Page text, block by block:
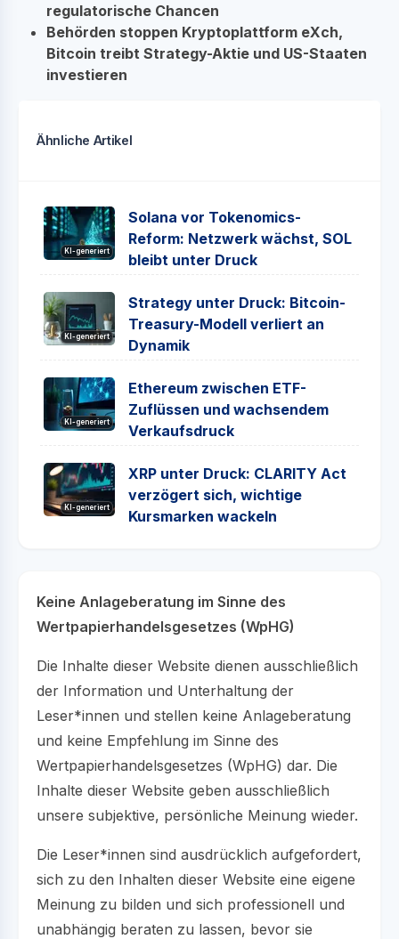
regulatorische Chancen
Behörden stoppen Kryptoplattform eXch,
Bitcoin treibt Strategy-Aktie und US-Staaten
investieren
Ähnliche Artikel
KI-generiert
Solana vor Tokenomics-
Reform: Netzwerk wächst, SOL
bleibt unter Druck
KI-generiert
Strategy unter Druck: Bitcoin-
Treasury-Modell verliert an
Dynamik
KI-generiert
Ethereum zwischen ETF-
Zuflüssen und wachsendem
Verkaufsdruck
KI-generiert
XRP unter Druck: CLARITY Act
verzögert sich, wichtige
Kursmarken wackeln
Keine Anlageberatung im Sinne des
Wertpapierhandelsgesetzes (WpHG)
Die Inhalte dieser Website dienen ausschließlich
der Information und Unterhaltung der
Leser*innen und stellen keine Anlageberatung
und keine Empfehlung im Sinne des
Wertpapierhandelsgesetzes (WpHG) dar. Die
Inhalte dieser Website geben ausschließlich
unsere subjektive, persönliche Meinung wieder.
Die Leser*innen sind ausdrücklich aufgefordert,
sich zu den Inhalten dieser Website eine eigene
Meinung zu bilden und sich professionell und
unabhängig beraten zu lassen, bevor sie